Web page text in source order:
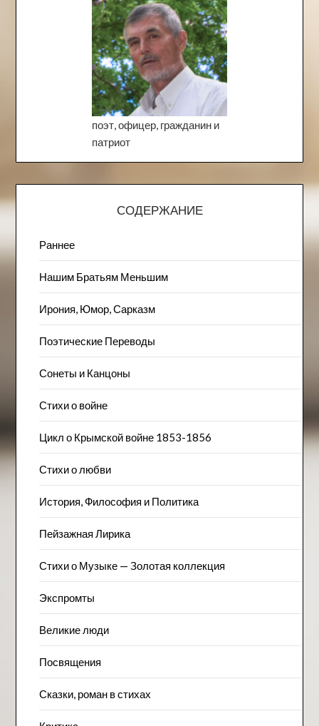
поэт, офицер, гражданин и
патриот
СОДЕРЖАНИЕ
Раннее
Нашим Братьям Меньшим
Ирония, Юмор, Сарказм
Поэтические Переводы
Сонеты и Канцоны
Стихи о войне
Цикл о Крымской войне 1853-1856
Стихи о любви
История, Философия и Политика
Пейзажна​я Лирика
Стихи о Музыке — Золотая коллекция
Экспромты
Великие люди
Посвящения
Сказки, роман в стихах